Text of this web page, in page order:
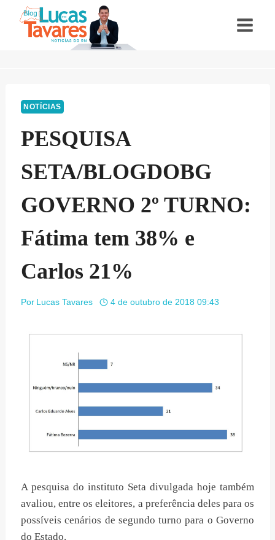
NOTÍCIAS
PESQUISA
SETA/BLOGDOBG
GOVERNO 2º TURNO:
Fátima tem 38% e
Carlos 21%
Por Lucas Tavares 4 de outubro de 2018 09:43
A pesquisa do instituto Seta divulgada hoje também
avaliou, entre os eleitores, a preferência deles para os
possíveis cenários de segundo turno para o Governo
do Estado.